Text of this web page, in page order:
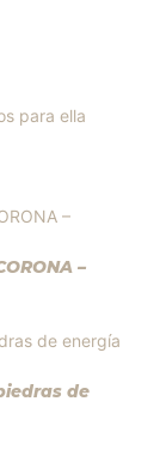
para ella
–
de